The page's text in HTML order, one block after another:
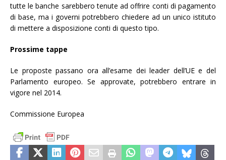
tutte le banche sarebbero tenute ad offrire conti di pagamento
di base, ma i governi potrebbero chiedere ad un unico istituto
di mettere a disposizione conti di questo tipo.
Prossime tappe
Le proposte passano ora all’esame dei leader dell’UE e del
Parlamento europeo. Se approvate, potrebbero entrare in
vigore nel 2014.
Commissione Europea